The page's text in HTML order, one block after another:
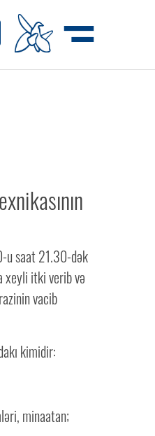
u saat 21.30-dək
xeyli itki verib və
vacib
kimidir:
minaatan;